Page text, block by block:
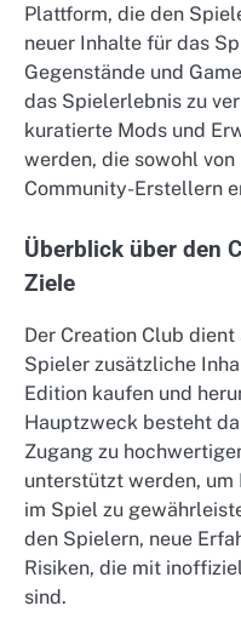
Plattform, die den
neuer Inhalte für das
Gegenstände und
das Spielerlebnis zu
kuratierte Mods und
werden, die sowohl
Community-Erstellern
Überblick über den
Ziele
Der Creation Club
Spieler zusätzliche
Edition kaufen und
Hauptzweck besteht
Zugang zu
unterstützt werden,
im Spiel zu
den Spielern, neue
Risiken, die mit
sind.